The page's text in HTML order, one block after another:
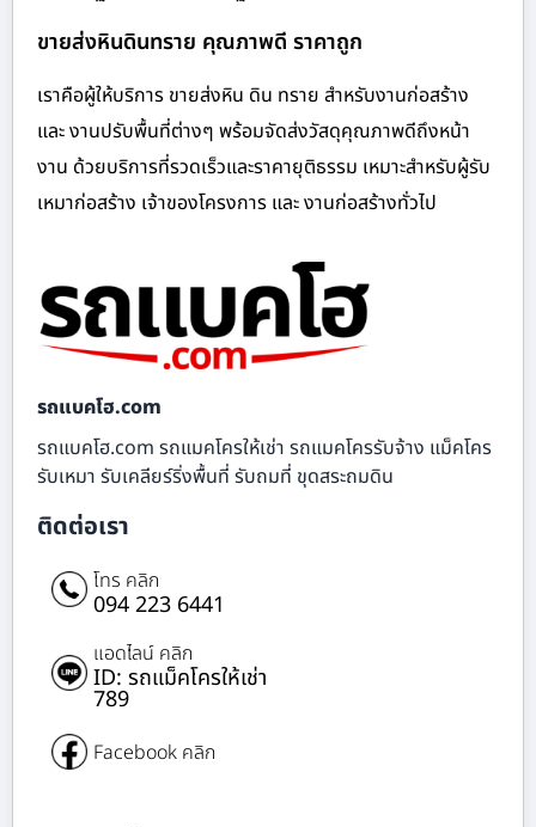
ขายส่งหินดินทราย คุณภาพดี ราคาถูก
เราคือผู้ให้บริการ ขายส่งหิน ดิน ทราย สำหรับงานก่อสร้าง
และ งานปรับพื้นที่ต่างๆ พร้อมจัดส่งวัสดุคุณภาพดีถึงหน้า
งาน ด้วยบริการที่รวดเร็วและราคายุติธรรม เหมาะสำหรับผู้รับ
เหมาก่อสร้าง เจ้าของโครงการ และ งานก่อสร้างทั่วไป
รถแบคโฮ.com
รถแบคโฮ.com รถแมคโครให้เช่า รถแมคโครรับจ้าง แม็คโคร
รับเหมา รับเคลียร์ริ่งพื้นที่ รับถมที่ ขุดสระถมดิน
ติดต่อเรา
โทร คลิก
094 223 6441
แอดไลน์ คลิก
ID: รถแม็คโครให้เช่า
789
Facebook คลิก